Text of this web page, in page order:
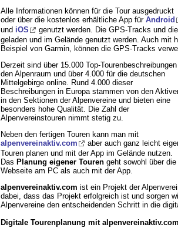
Alle Informationen können für die Tour ausgedruckt
oder über die kostenlos erhältliche App für Android
und iOS
genutzt werden. Die GPS-Tracks und
geladen und im Gelände genutzt werden. Auch mit
Beispiel von Garmin, können die GPS-Tracks
Derzeit sind über 15.000 Top-
den Alpenraum und über 4.000 für die deutschen
Mittelgebirge online. Rund 4.000 dieser
Beschreibungen in Europa stammen von den
in den Sektionen der Alpenvereine und bieten eine
besonders hohe Qualität. Die Zahl der
Alpenvereinstouren nimmt stetig zu.
Neben den fertigen Touren kann man mit
alpenvereinaktiv.com
aber auch ganz leicht
Touren planen und mit der App im Gelände nutzen.
Das Planung eigener Tourengeht sowohl über die
Webseite am PC als auch mit der App.
alpenvereinaktiv.com ist ein Projekt der
dabei, dass das Projekt erfolgreich ist und sorgen
Alpenvereine den entscheidenden Schritt in die
Digitale Tourenplanung mit alpenvereinaktiv.com